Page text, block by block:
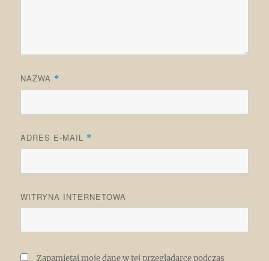
NAZWA *
ADRES E-MAIL *
WITRYNA INTERNETOWA
Zapamiętaj moje dane w tej przeglądarce podczas